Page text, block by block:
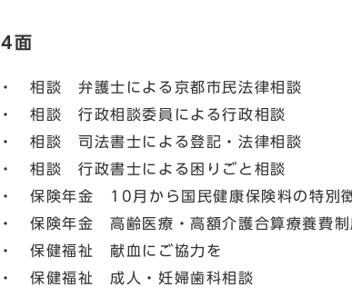
4面
・ 相談 弁護士による京都市民法律相談
・ 相談 行政相談委員による行政相談
・ 相談 司法書士による登記・法律相談
・ 相談 行政書士による困りごと相談
・ 保険年金 10月から国民健康保険料の特別
・ 保険年金 高齢医療・高額介護合算療養費制
・ 保健福祉 献血にご協力を
・ 保健福祉 成人・妊婦歯科相談